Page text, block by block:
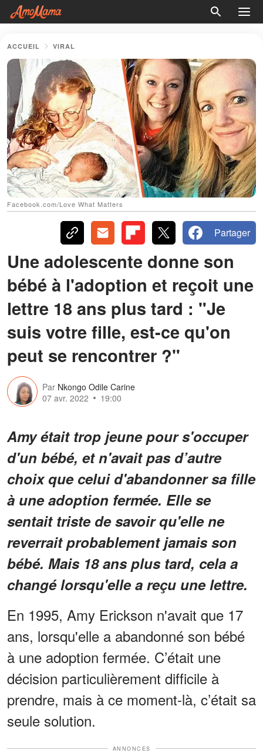
ACCUEIL VIRAL
Facebook.com/Love What Matters
Partager
Une adolescente donne son
bébé à l'adoption et reçoit une
lettre 18 ans plus tard : "Je
suis votre fille, est-ce qu'on
peut se rencontrer ?"
Par Nkongo Odile Carine
07 avr. 2022
19:00
Amy était trop jeune pour s'occuper
d'un bébé, et n'avait pas d’autre
choix que celui d'abandonner sa fille
à une adoption fermée. Elle se
sentait triste de savoir qu'elle ne
reverrait probablement jamais son
bébé. Mais 18 ans plus tard, cela a
changé lorsqu'elle a reçu une lettre.
En 1995, Amy Erickson n'avait que 17
ans, lorsqu'elle a abandonné son bébé
à une adoption fermée. C’était une
décision particulièrement difficile à
prendre, mais à ce moment-là, c’était sa
seule solution.
ANNONCES